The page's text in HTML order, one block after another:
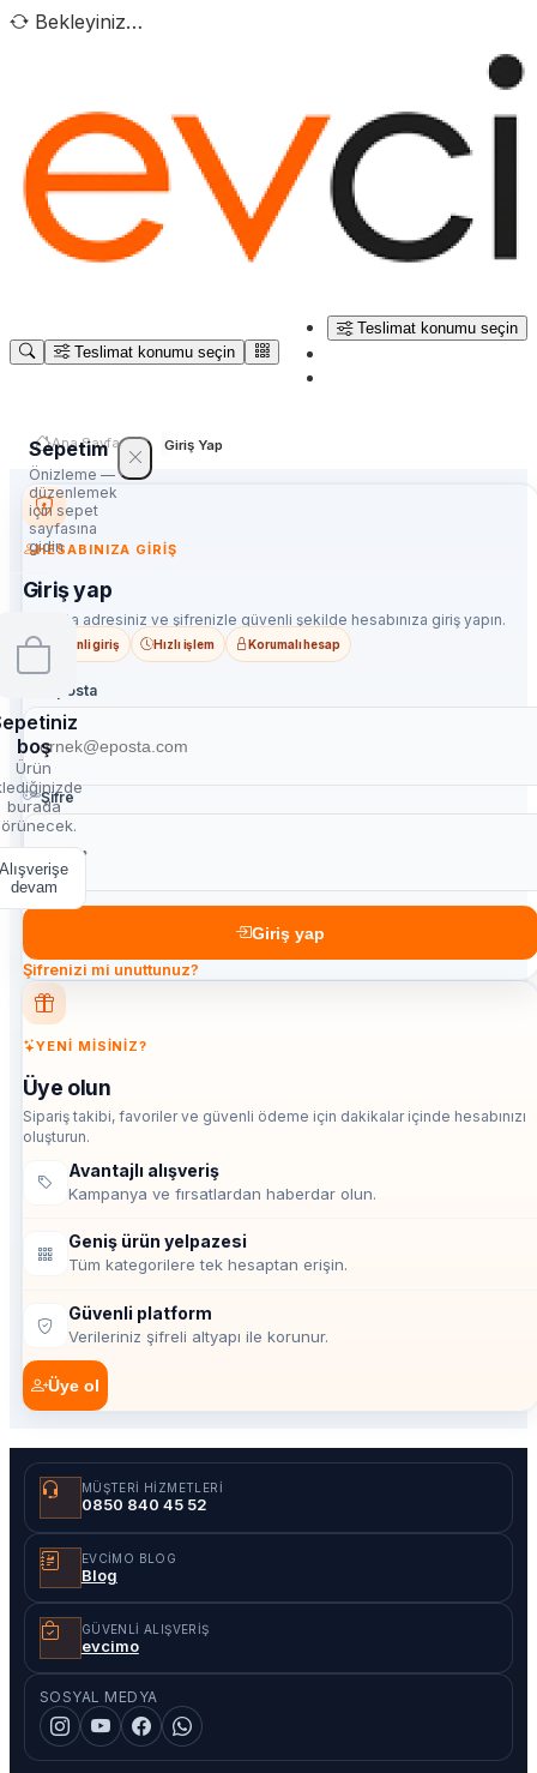
Bekleyiniz…
Teslimat konumu seçin
Teslimat konumu seçin
Sepetim
Önizleme —
düzenlemek
için sepet
sayfasına
gidin
boş
Ürün
burada
Alışverişe
devam
Ana Sayfa Giriş Yap
HESABINIZA GIRIŞ
Giriş yap
E-posta adresiniz ve şifrenizle güvenli şekilde hesabınıza giriş yapın.
Güvenli giriş Hızlı işlem Korumalı hesap
E-posta
Şifre
Giriş yap
Şifrenizi mi unuttunuz?
YENI MISINIZ?
Üye olun
Sipariş takibi, favoriler ve güvenli ödeme için dakikalar içinde hesabınızı
oluşturun.
Avantajlı alışveriş
Kampanya ve fırsatlardan haberdar olun.
Geniş ürün yelpazesi
Tüm kategorilere tek hesaptan erişin.
Güvenli platform
Verileriniz şifreli altyapı ile korunur.
Üye ol
MÜŞTERI HIZMETLERI
0850 840 45 52
EVCIMO BLOG
Blog
GÜVENLI ALIŞVERIŞ
evcimo
SOSYAL MEDYA